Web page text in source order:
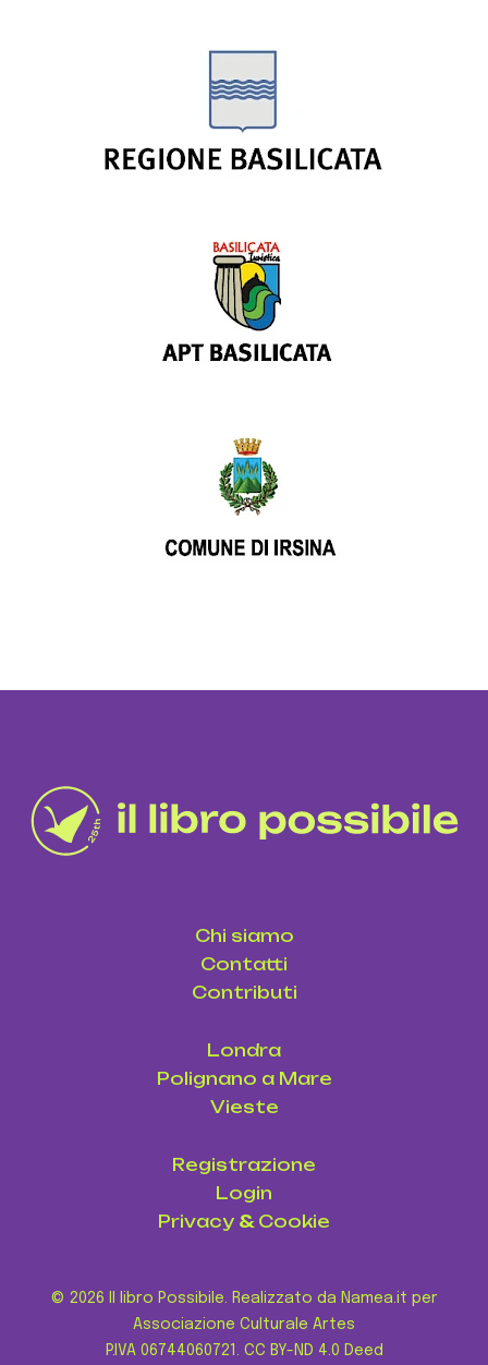
Chi siamo
Contatti
Contributi
Londra
Polignano a Mare
Vieste
Registrazione
Login
Privacy & Cookie
© 2026 Il libro Possibile. Realizzato da Namea.it per
Associazione Culturale Artes
P.IVA 06744060721. CC BY-ND 4.0 Deed